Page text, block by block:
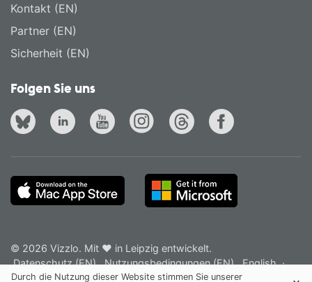
Kontakt (EN)
Partner (EN)
Sicherheit (EN)
Folgen Sie uns
© 2026 Vizzlo. Mit ❤ in Leipzig entwickelt.
Datenschutz (EN)
Nutzungsbedingungen (EN) English ·
Deutsch
Durch die Nutzung dieser Website stimmen Sie unserer